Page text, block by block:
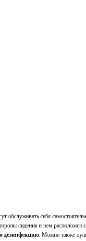
себя
сидения в нем расположен
дезинфекцию . Можно также